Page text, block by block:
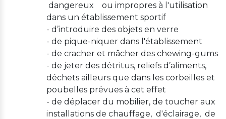
dangereux ou impropres à l'utilisation
dans un établissement sportif
- d’introduire des objets en verre
- de pique-niquer dans l'établissement
- de cracher et mâcher des chewing-gums
- de jeter des détritus, reliefs d’aliments,
déchets ailleurs que dans les corbeilles et
poubelles prévues à cet effet
- de déplacer du mobilier, de toucher aux
installations de chauffage, d'éclairage, de